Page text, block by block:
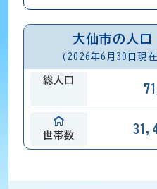
大仙市の人口
(2026年6月30日現
総人口
世帯数